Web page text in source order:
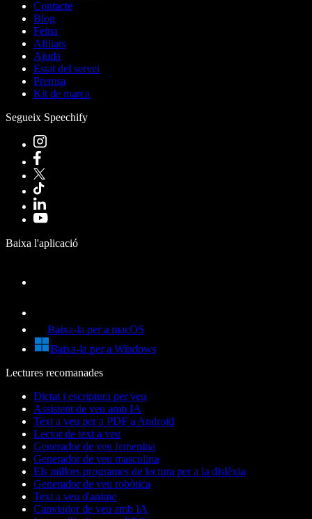
Contacte
Blog
Feina
Afiliats
Ajuda
Estat del servei
Premsa
Kit de marca
Segueix Speechify
Baixa l'aplicació
Baixa-la per a macOS
Baixa-la per a Windows
Lectures recomanades
Dictat i escriptura per veu
Assistent de veu amb IA
Text a veu per a PDF a Android
Lector de text a veu
Generador de veu femenina
Generador de veu masculina
Els millors programes de lectura per a la dislèxia
Generador de veu robòtica
Text a veu d'anime
Canviador de veu amb IA